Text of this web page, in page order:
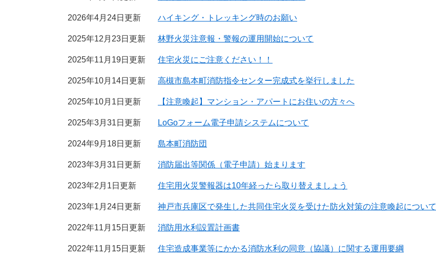
2026年4月24日更新 ハイキング・トレッキング時のお願い
2025年12月23日更新 林野火災注意報・警報の運用開始について
2025年11月19日更新 住宅火災にご注意ください！！
2025年10月14日更新 高槻市島本町消防指令センター完成式を挙行しました
2025年10月1日更新 【注意喚起】マンション・アパートにお住いの方々へ
2025年3月31日更新 LoGoフォーム電子申請システムについて
2024年9月18日更新 島本町消防団
2023年3月31日更新 消防届出等関係（電子申請）始まります
2023年2月1日更新 住宅用火災警報器は10年経ったら取り替えましょう
2023年1月24日更新 神戸市兵庫区で発生した共同住宅火災を受けた防火対策の注意喚起について
2022年11月15日更新 消防用水利設置計画書
2022年11月15日更新 住宅造成事業等にかかる消防水利の同意（協議）に関する運用要綱